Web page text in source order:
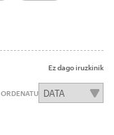
Ez dago iruzkinik
ORDENATU